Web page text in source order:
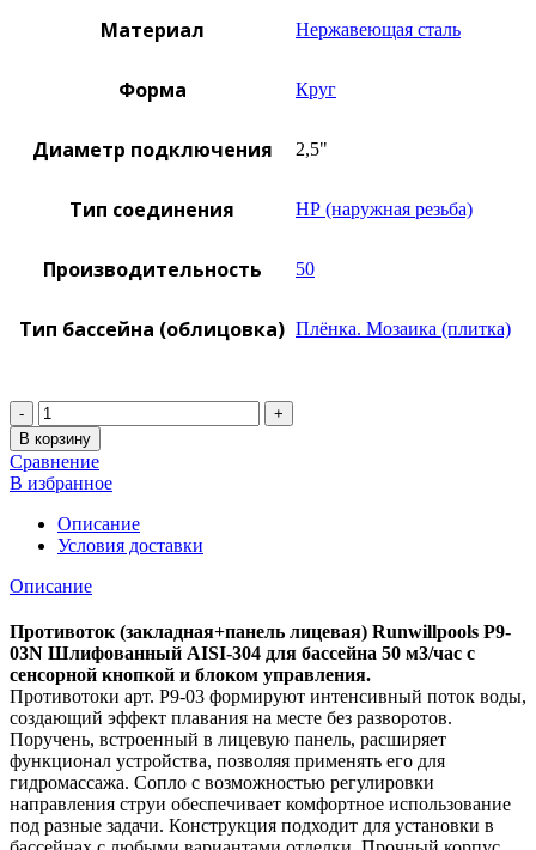
Материал Нержавеющая сталь
Форма Круг
Диаметр подключения 2,5"
Тип соединения НР (наружная резьба)
Производительность 50
Тип бассейна (облицовка) Плёнка. Мозаика (плитка)
Количество
В корзину
Сравнение
В избранное
Описание
Условия доставки
Описание
Противоток (закладная+панель лицевая) Runwillpools Р9-
03N Шлифованный AISI-304 для бассейна 50 м3/час с
сенсорной кнопкой и блоком управления.
Противотоки арт. Р9-03 формируют интенсивный поток воды,
создающий эффект плавания на месте без разворотов.
Поручень, встроенный в лицевую панель, расширяет
функционал устройства, позволяя применять его для
гидромассажа. Сопло с возможностью регулировки
направления струи обеспечивает комфортное использование
под разные задачи. Конструкция подходит для установки в